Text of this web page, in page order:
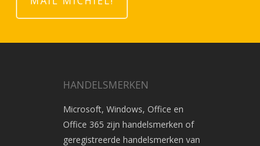
HANDELSMERKEN
Microsoft, Windows, Office en
Office 365 zijn handelsmerken of
geregistreerde handelsmerken van